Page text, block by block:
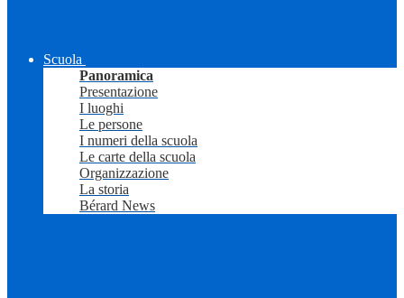
Scuola
Panoramica
Presentazione
I luoghi
Le persone
I numeri della scuola
Le carte della scuola
Organizzazione
La storia
Bérard News